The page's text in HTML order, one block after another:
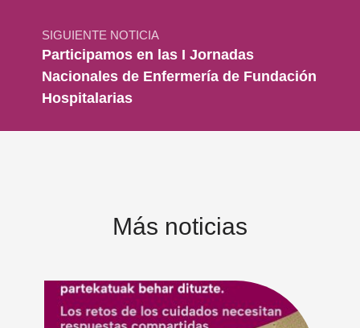
SIGUIENTE NOTICIA
Participamos en las I Jornadas
Nacionales de Enfermería de Fundación
Hospitalarias
Más noticias